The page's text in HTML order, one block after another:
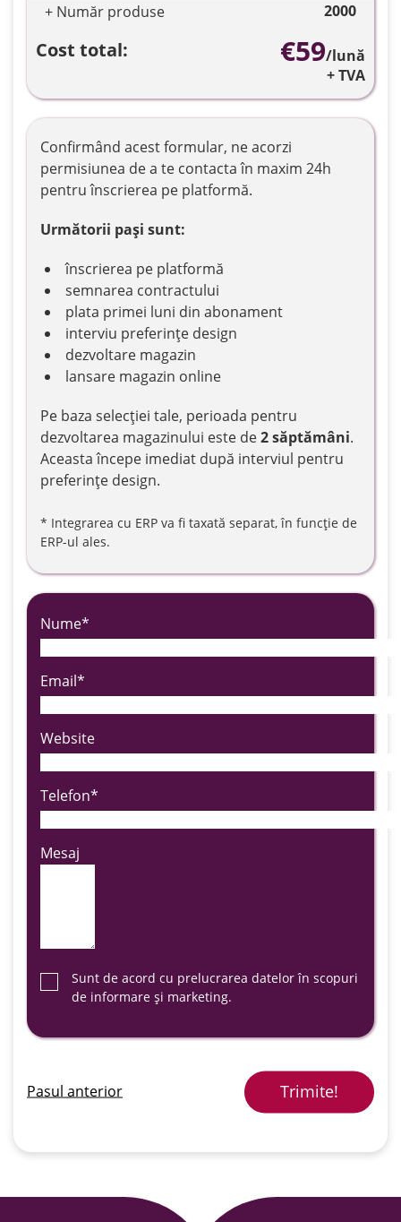
Automatizări
Servicii
Premium
Servicii
de
baza
Comunicare
Vânzări
Marketing
+ Număr produse 2000
Cost total: €59/lună
+ TVA
Confirmând acest formular, ne acorzi
permisiunea de a te contacta în maxim 24h
pentru înscrierea pe platformă.
Următorii pași sunt:
înscrierea pe platformă
semnarea contractului
plata primei luni din abonament
interviu preferințe design
dezvoltare magazin
lansare magazin online
Pe baza selecției tale, perioada pentru
dezvoltarea magazinului este de2 săptămâni.
Aceasta începe imediat după interviul pentru
preferințe design.
* Integrarea cu ERP va fi taxată separat,în funcție de
ERP-ul ales.
Nume*
Email*
Website
Telefon*
Mesaj
Sunt de acord cu prelucrarea datelor în scopuri
de informare și marketing.
Pasul anterior Trimite!